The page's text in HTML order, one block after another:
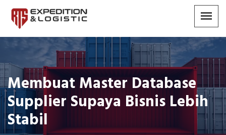
Membuat Master Database
Supplier Supaya Bisnis Lebih
Stabil